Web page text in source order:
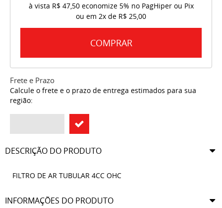
à vista R$ 47,50economize 5% no PagHiper ou Pix
ou em 2x de R$ 25,00
COMPRAR
Frete e Prazo
Calcule o frete e o prazo de entrega estimados para sua
região:
DESCRIÇÃO DO PRODUTO
FILTRO DE AR TUBULAR 4CC OHC
INFORMAÇÕES DO PRODUTO